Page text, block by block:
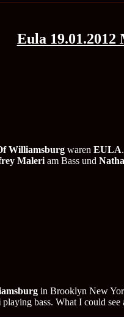
Eula
Williamsburg waren EULA
Maleri am Bass und
in Brooklyn New
playing bass. What I could